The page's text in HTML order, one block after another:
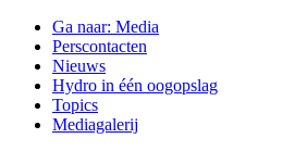
Ga naar: Media
Perscontacten
Nieuws
Hydro in één oogopslag
Topics
Mediagalerij